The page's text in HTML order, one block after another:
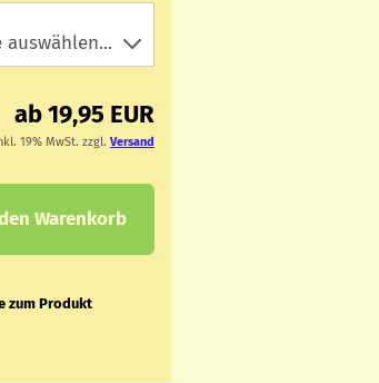
ab 19,95 EUR
19% MwSt. zzgl. Versand
Warenkorb
zum Produkt